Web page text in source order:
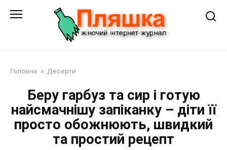
Головна » Десерти
Беру гарбуз та сир і готую
найсмачнішу запіканку – діти її
просто обожнюють, швидкий
та простий рецепт